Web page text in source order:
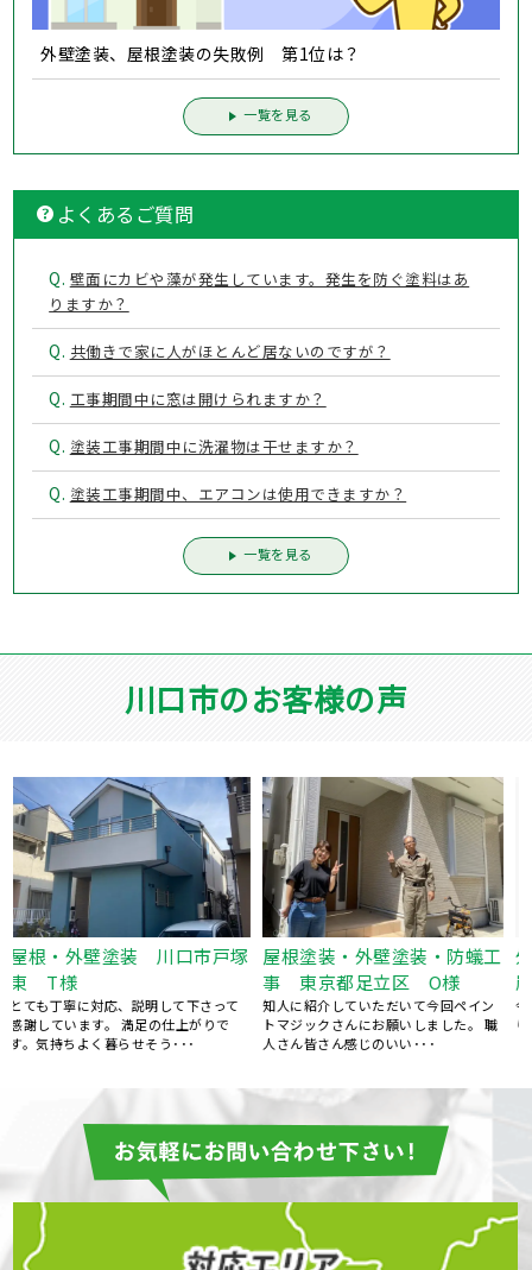
外壁塗装、屋根塗装の失敗例 第1位は？
一覧を見る
よくあるご質問
Q. 壁面にカビや藻が発生しています。発生を防ぐ塗料はあ
りますか？
Q. 共働きで家に人がほとんど居ないのですが？
Q. 工事期間中に窓は開けられますか？
Q. 塗装工事期間中に洗濯物は干せますか？
Q. 塗装工事期間中、エアコンは使用できますか？
一覧を見る
川口市のお客様の声
外壁塗装 川口市安行領根
岸 N様
今後ともヨロシクお願い致します。 あ
りがとうございました。
外壁塗装 川口市本蓮 O様
説明も対応も申しぶんありません。 職
人さん達のマナーも良く、めずらしい
程でした。 お願いした･･･